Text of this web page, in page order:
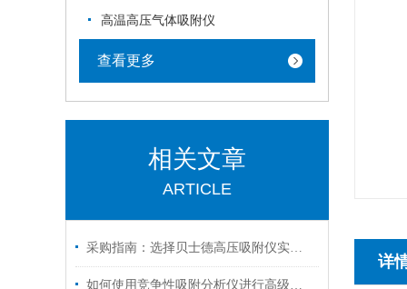
高温高压气体吸附仪
查看更多
相关文章
ARTICLE
采购指南：选择贝士德高压吸附仪实力厂家的五大核心理由
如何使用竞争性吸附分析仪进行高级气体吸附实验？
详